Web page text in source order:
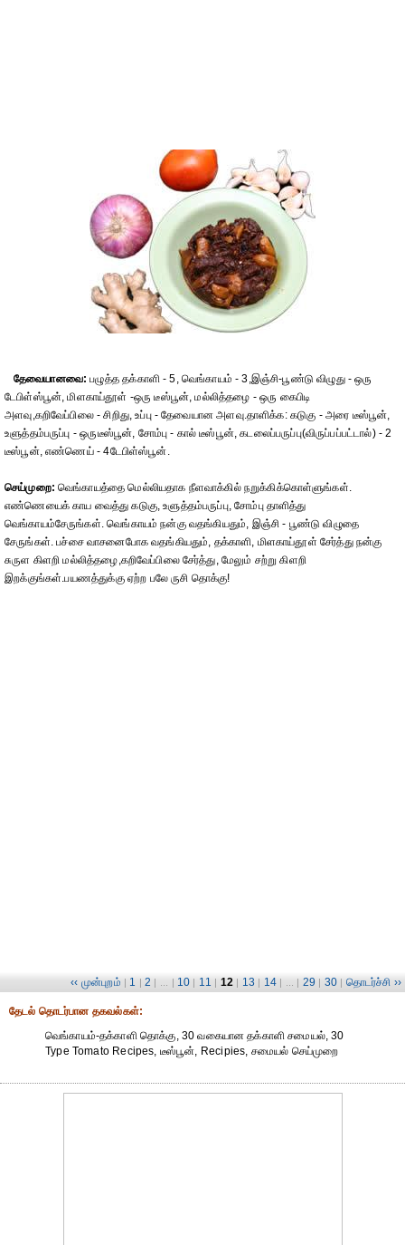
தேவையானவை: பழுத்த தக்காளி - 5, வெங்காயம் - 3,இஞ்சி-பூண்டு விழுது - ஒரு
டேபிள்ஸ்பூன், மிளகாய்தூள் -ஒரு டீஸ்பூன், மல்லித்தழை - ஒரு கைபிடி
அளவு,கறிவேப்பிலை - சிறிது, உப்பு - தேவையான அளவு.தாளிக்க: கடுகு - அரை டீஸ்பூன்,
உளுத்தம்பருப்பு - ஒருடீஸ்பூன், சோம்பு - கால் டீஸ்பூன், கடலைப்பருப்பு(விருப்பப்பட்டால்) - 2
டீஸ்பூன், எண்ணெய் - 4டேபிள்ஸ்பூன்.
செய்முறை: வெங்காயத்தை மெல்லியதாக நீளவாக்கில் நறுக்கிக்கொள்ளுங்கள்.
எண்ணெயைக் காய வைத்து கடுகு, உளுத்தம்பருப்பு, சோம்பு தாளித்து
வெங்காயம்சேருங்கள். வெங்காயம் நன்கு வதங்கியதும், இஞ்சி - பூண்டு விழுதை
சேருங்கள். பச்சை வாசனைபோக வதங்கியதும், தக்காளி, மிளகாய்தூள் சேர்த்து நன்கு
சுருள கிளறி மல்லித்தழை,கறிவேப்பிலை சேர்த்து, மேலும் சற்று கிளறி
இறக்குங்கள்.பயணத்துக்கு ஏற்ற பலே ருசி தொக்கு!
‹‹ முன்புறம் | 1 | 2 | ... | 10 | 11 | 12 | 13 | 14 | ... | 29 | 30 | தொடர்ச்சி ››
தேட‌ல் தொட‌ர்பான தகவ‌ல்க‌ள்:
வெங்காயம்-தக்காளி தொக்கு, 30 வகையான தக்காளி சமையல், 30
Type Tomato Recipes, டீஸ்பூன், Recipies, சமையல் செய்முறை